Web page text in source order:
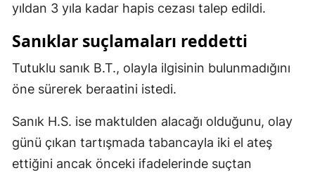
Muğla
Muş
Nevşehir
Ordu
Rize
yıldan 3 yıla kadar hapis cezası talep edildi.
Sanıklar suçlamaları reddetti
Tutuklu sanık B.T., olayla ilgisinin bulunmadığını
öne sürerek beraatini istedi.
Sanık H.S. ise maktulden alacağı olduğunu, olay
günü çıkan tartışmada tabancayla iki el ateş
ettiğini ancak önceki ifadelerinde suçtan